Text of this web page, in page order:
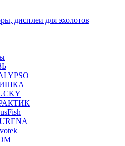
дисплеи для эхолотов